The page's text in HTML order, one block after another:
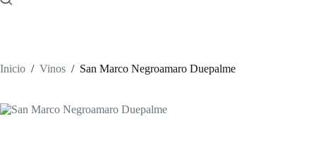
Inicio / Vinos / San Marco Negroamaro Duepalme